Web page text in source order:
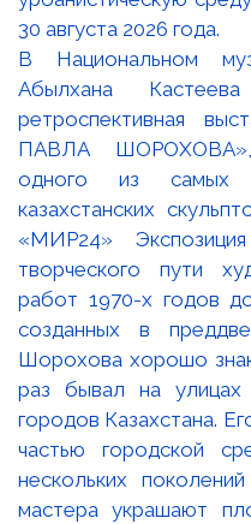
В Национальном
Абылхана
ретроспективная
ПАВЛА ШОРОХОВА»,
одного из самых
казахстанских
«МИР24»
творческого пути
работ 1970-х годов
созданных в
Шорохова хорошо
раз бывал на
городов Казахстана.
частью городской
нескольких
мастера украшают